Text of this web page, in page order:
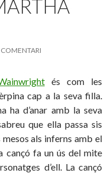
COMENTARI
és com les
cap a la seva filla.
ha d’anar amb la seva
que ella passa sis
mesos als inferns amb el
cançó fa un ús del mite
d’ell. La cançó